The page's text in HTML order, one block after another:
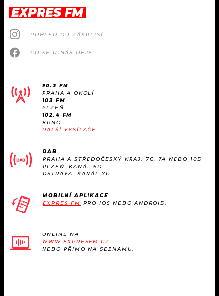
EXPRES FM
POHLED DO ZÁKULISÍ
CO SE U NÁS DĚJE
90.3 FM
PRAHA A OKOLÍ
103 FM
PLZEŇ
102.4 FM
BRNO
DALŠÍ VYSÍLAČE
DAB
PRAHA A STŘEDOČESKÝ KRAJ: 7C, 7A NEBO 10D
PLZEŇ: KANÁL 6D
OSTRAVA: KANÁL 7D
MOBILNÍ APLIKACE
EXPRES FM PRO IOS NEBO ANDROID.
ONLINE NA
WWW.EXPRESFM.CZ
NEBO PŘÍMO NA SEZNAMU.